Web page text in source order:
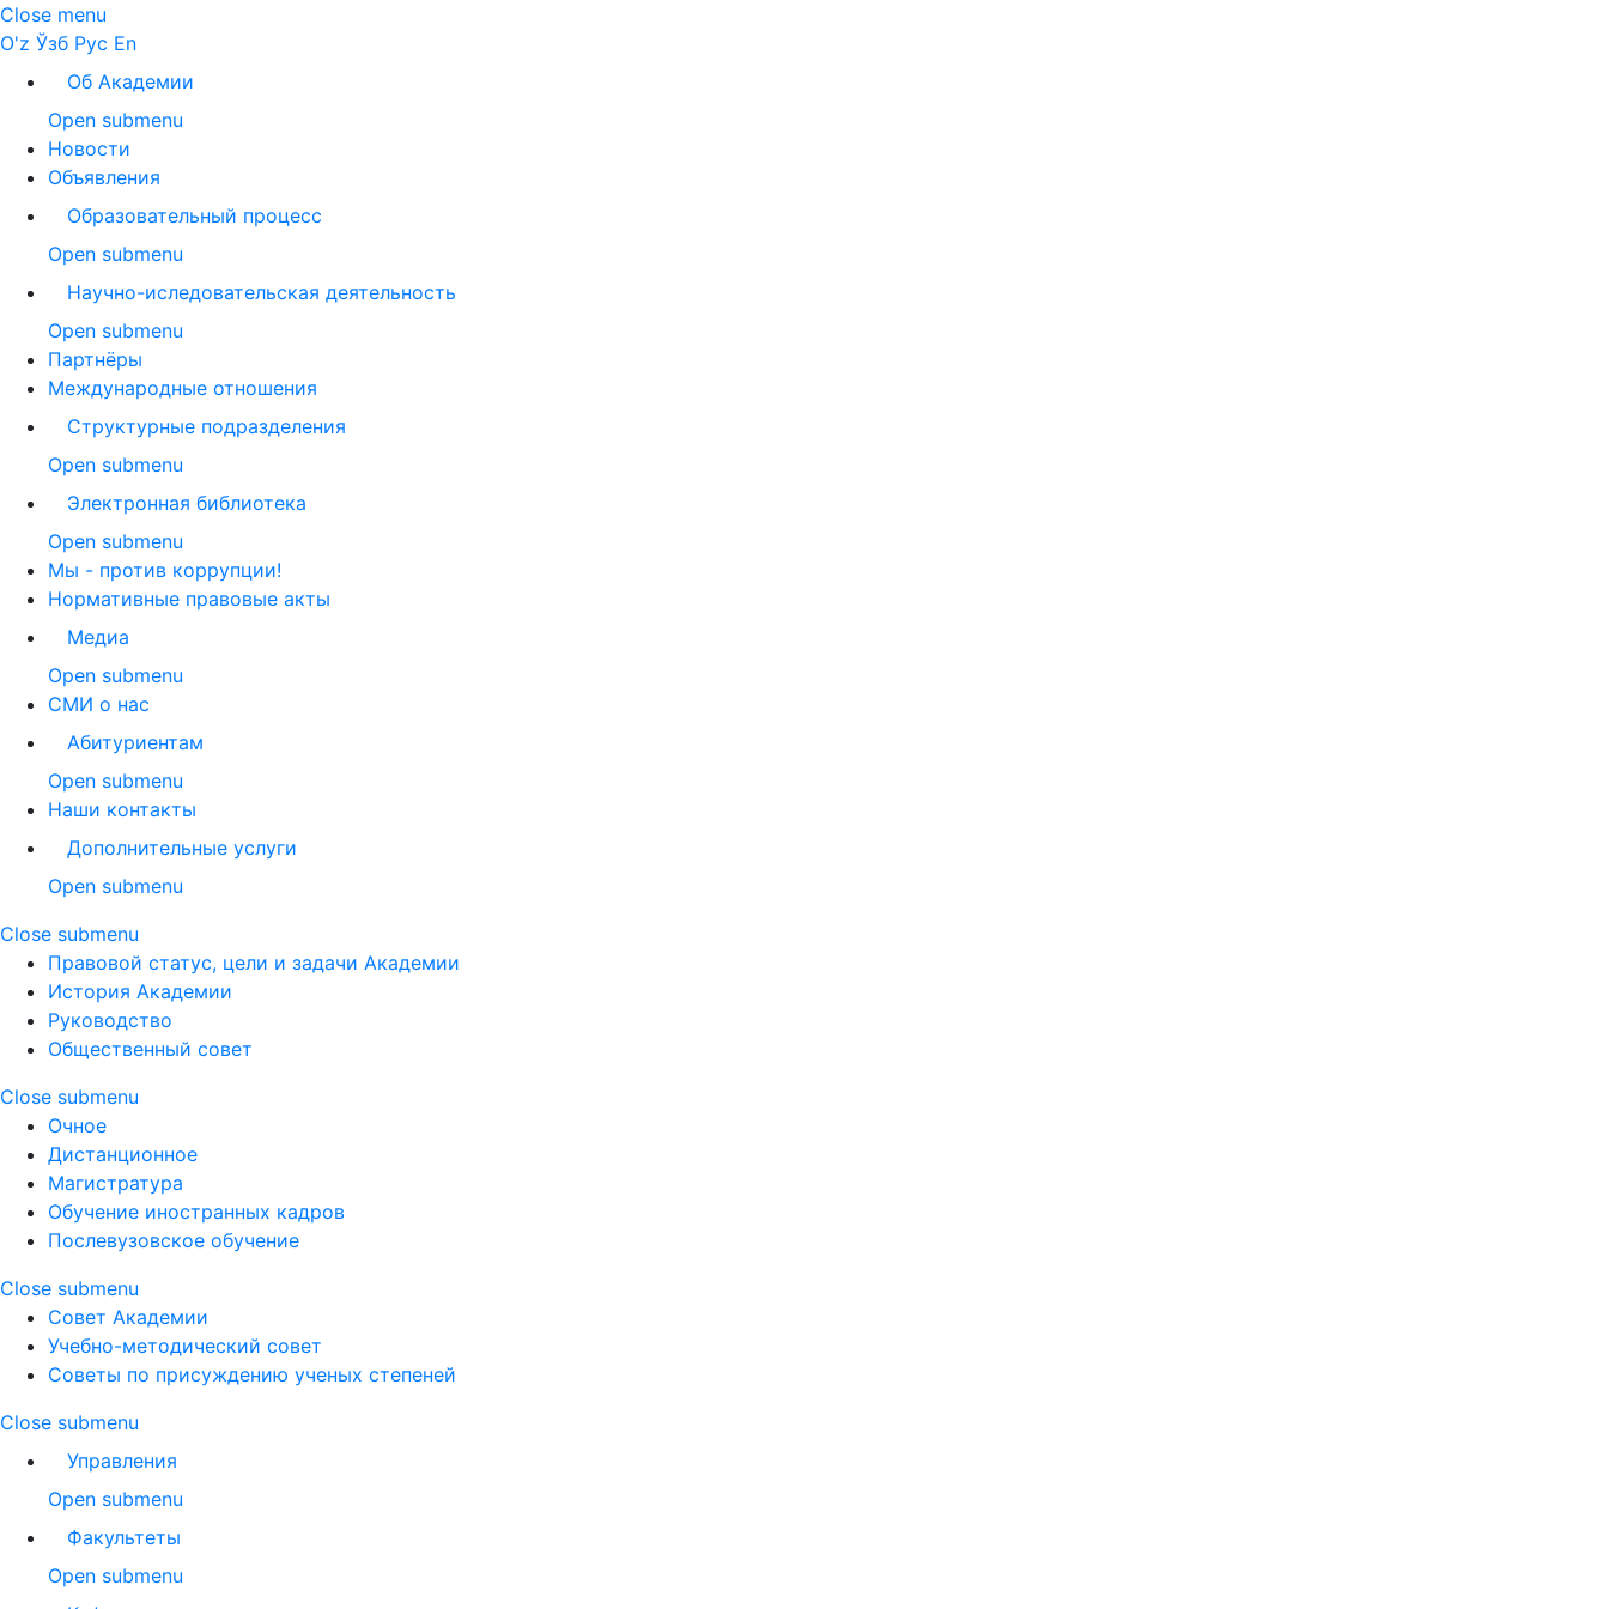
Close menu
O'z Ўзб Рус En
Об Академии
Open submenu
Новости
Объявления
Образовательный процесс
Open submenu
Научно-иследовательская деятельность
Open submenu
Партнёры
Международные отношения
Структурные подразделения
Open submenu
Электронная библиотека
Open submenu
Мы - против коррупции!
Нормативные правовые акты
Медиа
Open submenu
СМИ о нас
Абитуриентам
Open submenu
Наши контакты
Дополнительные услуги
Open submenu
Close submenu
Правовой статус, цели и задачи Академии
История Академии
Руководство
Общественный совет
Close submenu
Очное
Дистанционное
Магистратура
Обучение иностранных кадров
Послевузовское обучение
Close submenu
Совет Академии
Учебно-методический совет
Советы по присуждению ученых степеней
Close submenu
Управления
Open submenu
Факультеты
Open submenu